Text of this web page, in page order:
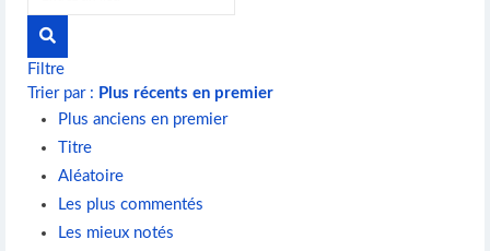
Filtre
Trier par : Plus récents en premier
Plus anciens en premier
Titre
Aléatoire
Les plus commentés
Les mieux notés